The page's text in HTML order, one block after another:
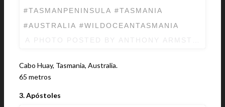
#TASMANPENINSULA #TASMANIA
#AUSTRALIA #WILDOCEANTASMANIA
Cabo Huay, Tasmania, Australia.
65 metros
3. Apóstoles